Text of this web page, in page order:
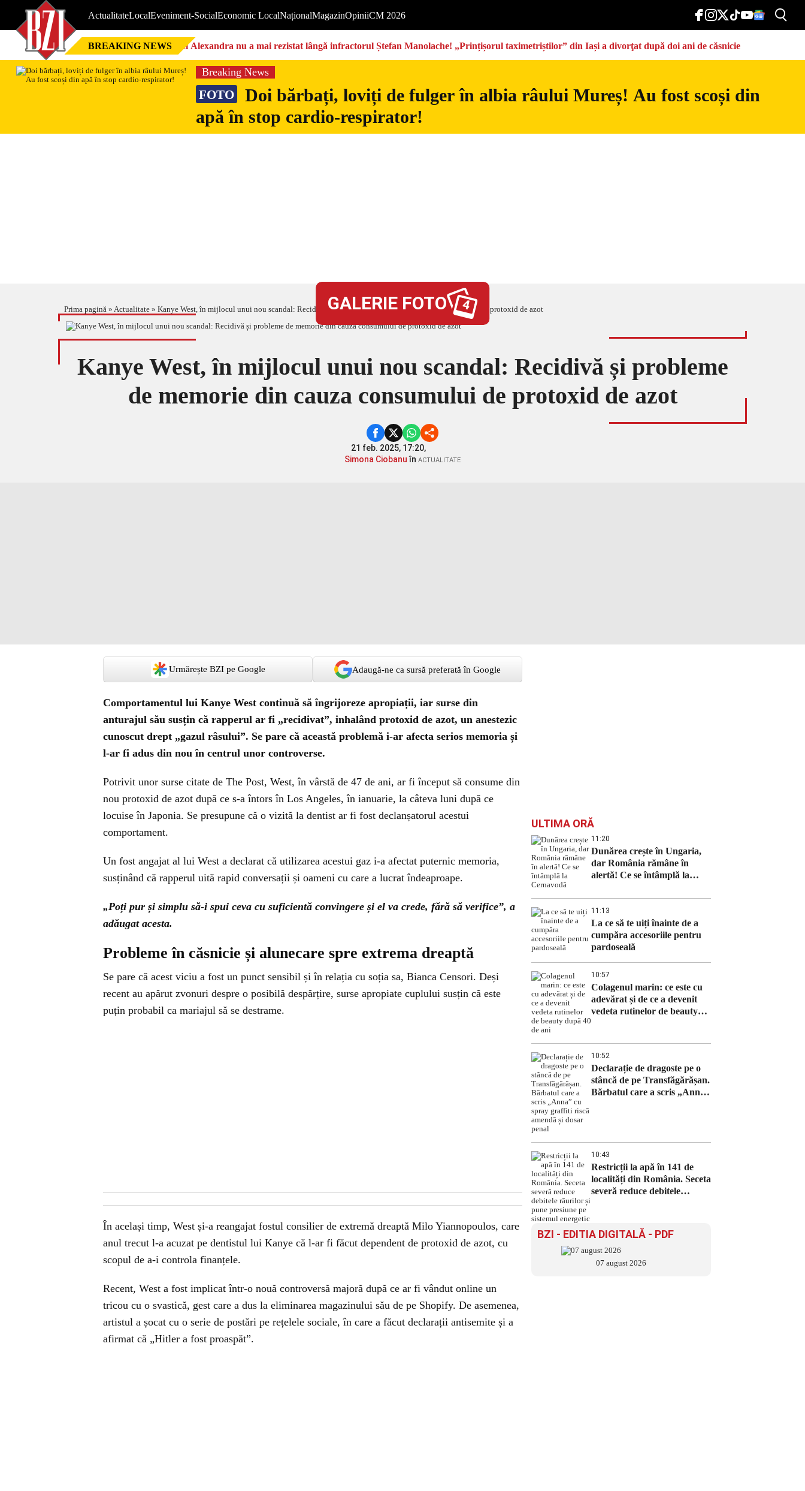
ActualitateLocalEveniment-SocialEconomic LocalNaționalMagazinOpiniiCM 2026
BREAKING NEWS Nici Alexandra nu a mai rezistat lângă infractorul Ștefan Manolache! „Prințișorul taximetriștilor” din Iași a divorţat după doi ani de căsnicie
Breaking News
FOTO
Doi bărbați, loviți de fulger în albia râului Mureș! Au fost scoși din
apă în stop cardio-respirator!
Prima pagină » Actualitate » Kanye West, în mijlocul unui nou scandal: Recidivă și probleme de memorie din cauza consumului de protoxid de azot
GALERIE FOTO 4
Kanye West, în mijlocul unui nou scandal: Recidivă și probleme
de memorie din cauza consumului de protoxid de azot
21 feb. 2025, 17:20,
Simona Ciobanuîn ACTUALITATE
Urmărește BZI pe Google Adaugă-ne ca sursă preferată în Google
Comportamentul lui Kanye West continuă să îngrijoreze apropiații, iar surse din
anturajul său susțin că rapperul ar fi „recidivat”, inhalând protoxid de azot, un anestezic
cunoscut drept „gazul râsului”. Se pare că această problemă i-ar afecta serios memoria și
l-ar fi adus din nou în centrul unor controverse.
Potrivit unor surse citate de The Post, West, în vârstă de 47 de ani, ar fi început să consume din
nou protoxid de azot după ce s-a întors în Los Angeles, în ianuarie, la câteva luni după ce
locuise în Japonia. Se presupune că o vizită la dentist ar fi fost declanșatorul acestui
comportament.
Un fost angajat al lui West a declarat că utilizarea acestui gaz i-a afectat puternic memoria,
susținând că rapperul uită rapid conversații și oameni cu care a lucrat îndeaproape.
„Poți pur și simplu să-i spui ceva cu suficientă convingere și el va crede, fără să verifice”, a
adăugat acesta.
Probleme în căsnicie și alunecare spre extrema dreaptă
Se pare că acest viciu a fost un punct sensibil și în relația cu soția sa, Bianca Censori. Deși
recent au apărut zvonuri despre o posibilă despărțire, surse apropiate cuplului susțin că este
puțin probabil ca mariajul să se destrame.
În același timp, West și-a reangajat fostul consilier de extremă dreaptă Milo Yiannopoulos, care
anul trecut l-a acuzat pe dentistul lui Kanye că l-ar fi făcut dependent de protoxid de azot, cu
scopul de a-i controla finanțele.
Recent, West a fost implicat într-o nouă controversă majoră după ce ar fi vândut online un
tricou cu o svastică, gest care a dus la eliminarea magazinului său de pe Shopify. De asemenea,
artistul a șocat cu o serie de postări pe rețelele sociale, în care a făcut declarații antisemite și a
afirmat că „Hitler a fost proaspăt”.
ULTIMA ORĂ
11:20
Dunărea crește în Ungaria,
dar România rămâne în
alertă! Ce se întâmplă la
11:13
La ce să te uiți înainte de a
cumpăra accesoriile pentru
pardoseală
10:57
Colagenul marin: ce este cu
adevărat și de ce a devenit
vedeta rutinelor de beauty
10:52
Declarație de dragoste pe o
stâncă de pe Transfăgărășan.
Bărbatul care a scris „Anna”
10:43
Restricții la apă în 141 de
localități din România. Seceta
severă reduce debitele
BZI - EDITIA DIGITALĂ - PDF
07 august 2026